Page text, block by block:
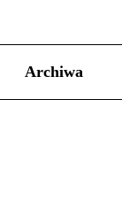
Archiwa